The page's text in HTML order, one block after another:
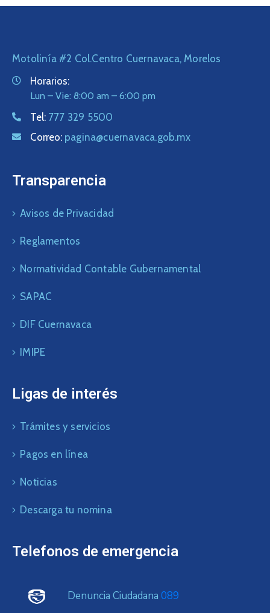
Motolinía #2 Col.Centro Cuernavaca, Morelos
Horarios:
Lun – Vie: 8:00 am – 6:00 pm
Tel: 777 329 5500
Correo: pagina@cuernavaca.gob.mx
Transparencia
Avisos de Privacidad
Reglamentos
Normatividad Contable Gubernamental
SAPAC
DIF Cuernavaca
IMIPE
Ligas de interés
Trámites y servicios
Pagos en línea
Noticias
Descarga tu nomina
Telefonos de emergencia
Denuncia Ciudadana 089